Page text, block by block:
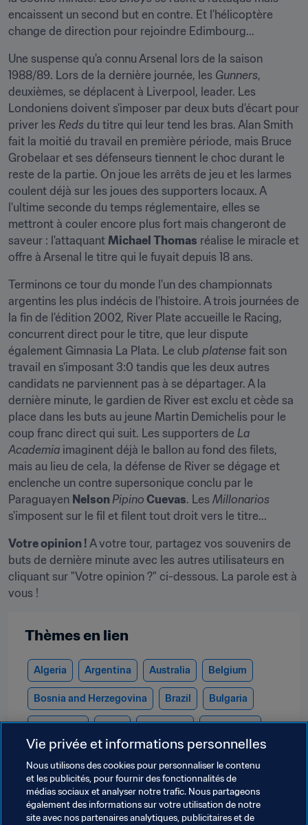
encaissent un second but en contre. Et l'hélicoptère
change de direction pour rejoindre Edimbourg...
Une suspense qu'a connu Arsenal lors de la saison
1988/89. Lors de la dernière journée, les Gunners,
deuxièmes, se déplacent à Liverpool, leader. Les
Londoniens doivent s'imposer par deux buts d'écart pour
priver les Reds du titre qui leur tend les bras. Alan Smith
fait la moitié du travail en première période, mais Bruce
Grobelaar et ses défenseurs tiennent le choc durant le
reste de la partie. On joue les arrêts de jeu et les larmes
coulent déjà sur les joues des supporters locaux. A
l'ultime seconde du temps réglementaire, elles se
mettront à couler encore plus fort mais changeront de
saveur : l'attaquant Michael Thomas réalise le miracle et
offre à Arsenal le titre qui le fuyait depuis 18 ans.
Terminons ce tour du monde l'un des championnats
argentins les plus indécis de l'histoire. A trois journées de
la fin de l'édition 2002, River Plate accueille le Racing,
concurrent direct pour le titre, que leur dispute
également Gimnasia La Plata. Le club platense fait son
travail en s'imposant 3:0 tandis que les deux autres
candidats ne parviennent pas à se départager. A la
dernière minute, le gardien de River est exclu et cède sa
place dans les buts au jeune Martin Demichelis pour le
coup franc direct qui suit. Les supporters de La
Academia imaginent déjà le ballon au fond des filets,
mais au lieu de cela, la défense de River se dégage et
enclenche un contre supersonique conclu par le
Paraguayen Nelson Pipino Cuevas. Les Millonarios
s'imposent sur le fil et filent tout droit vers le titre...
Votre opinion ! A votre tour, partagez vos souvenirs de
buts de dernière minute avec les autres utilisateurs en
cliquant sur "Votre opinion ?" ci-dessous. La parole est à
vous !
Thèmes en lien
Algeria Argentina Australia Belgium
Bosnia and Herzegovina Brazil Bulgaria
Cameroon Chile Colombia Costa Rica
Côte d'Ivoire Ecuador
France Germany Ghana Greece
Honduras IR Iran Israel Italy Japan
Vie privée et informations personnelles
Nous utilisons des cookies pour personnaliser le contenu
et les publicités, pour fournir des fonctionnalités de
médias sociaux et analyser notre trafic. Nous partageons
également des informations sur votre utilisation de notre
site avec nos partenaires analytiques, publicitaires et de